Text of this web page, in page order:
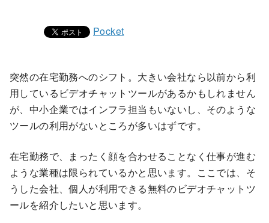
Pocket
突然の在宅勤務へのシフト。大きい会社なら以前から利
用しているビデオチャットツールがあるかもしれません
が、中小企業ではインフラ担当もいないし、そのような
ツールの利用がないところが多いはずです。
在宅勤務で、まったく顔を合わせることなく仕事が進む
ような業種は限られているかと思います。ここでは、そ
うした会社、個人が利用できる無料のビデオチャットツ
ールを紹介したいと思います。